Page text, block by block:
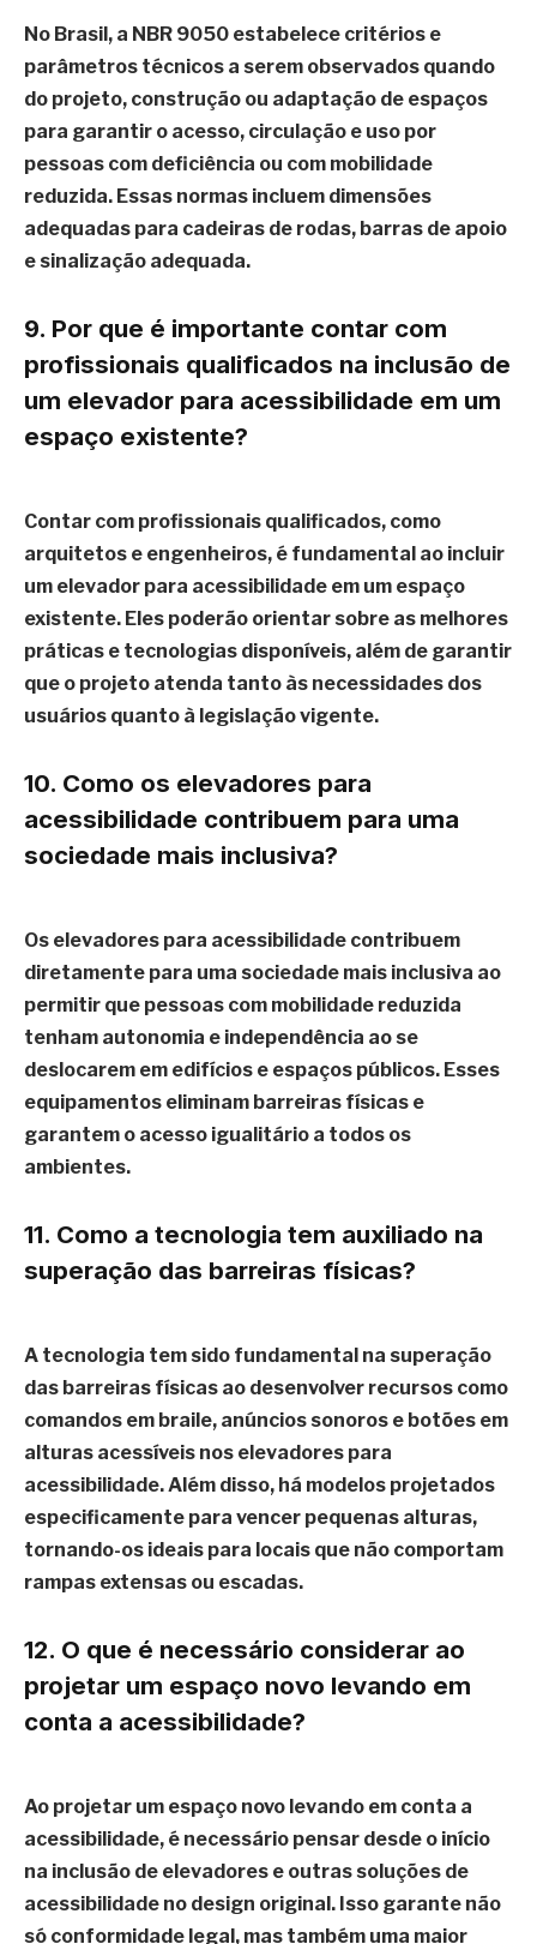
No Brasil, a NBR 9050 estabelece critérios e
parâmetros técnicos a serem observados quando
do projeto, construção ou adaptação de espaços
para garantir o acesso, circulação e uso por
pessoas com deficiência ou com mobilidade
reduzida. Essas normas incluem dimensões
adequadas para cadeiras de rodas, barras de apoio
e sinalização adequada.
9. Por que é importante contar com
profissionais qualificados na inclusão de
um elevador para acessibilidade em um
espaço existente?
Contar com profissionais qualificados, como
arquitetos e engenheiros, é fundamental ao incluir
um elevador para acessibilidade em um espaço
existente. Eles poderão orientar sobre as melhores
práticas e tecnologias disponíveis, além de garantir
que o projeto atenda tanto às necessidades dos
usuários quanto à legislação vigente.
10. Como os elevadores para
acessibilidade contribuem para uma
sociedade mais inclusiva?
Os elevadores para acessibilidade contribuem
diretamente para uma sociedade mais inclusiva ao
permitir que pessoas com mobilidade reduzida
tenham autonomia e independência ao se
deslocarem em edifícios e espaços públicos. Esses
equipamentos eliminam barreiras físicas e
garantem o acesso igualitário a todos os
ambientes.
11. Como a tecnologia tem auxiliado na
superação das barreiras físicas?
A tecnologia tem sido fundamental na superação
das barreiras físicas ao desenvolver recursos como
comandos em braile, anúncios sonoros e botões em
alturas acessíveis nos elevadores para
acessibilidade. Além disso, há modelos projetados
especificamente para vencer pequenas alturas,
tornando-os ideais para locais que não comportam
rampas extensas ou escadas.
12. O que é necessário considerar ao
projetar um espaço novo levando em
conta a acessibilidade?
Ao projetar um espaço novo levando em conta a
acessibilidade, é necessário pensar desde o início
na inclusão de elevadores e outras soluções de
acessibilidade no design original. Isso garante não
só conformidade legal, mas também uma maior